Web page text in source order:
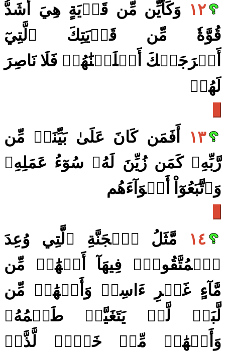
١٢ وَكَأَيِّن مِّن قَرۡيَةٍ هِيَ أَشَدُّ
قُوَّةٗ مِّن قَرۡيَتِكَ ٱلَّتِيٓ
أَخۡرَجَتۡكَ أَهۡلَكۡنَٰهُمۡ فَلَا نَاصِرَ
لَهُمۡ
١٣
أَفَمَن كَانَ عَلَىٰ بَيِّنَةٖ مِّن
رَّبِّهِۦ كَمَن زُيِّنَ لَهُۥ سُوٓءُ عَمَلِهِۦ
وَٱتَّبَعُوٓاْ أَهۡوَآءَهُم
١٤
مَّثَلُ ٱلۡجَنَّةِ ٱلَّتِي وُعِدَ
ٱلۡمُتَّقُونَۖ فِيهَآ أَنۡهَٰرٞ مِّن
مَّآءٍ غَيۡرِ ءَاسِنٖ وَأَنۡهَٰرٞ مِّن
لَّبَنٖ لَّمۡ يَتَغَيَّرۡ طَعۡمُهُۥ
وَأَنۡهَٰرٞ مِّنۡ خَمۡرٖ لَّذَّةٖ